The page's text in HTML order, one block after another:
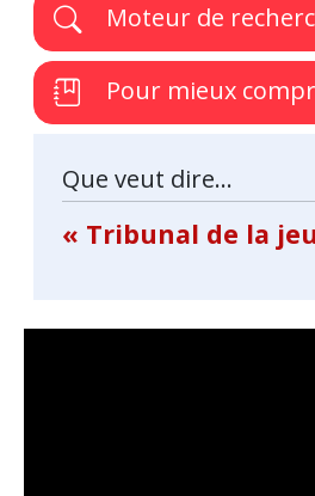
Moteur de
Pour mieux
Que veut dire...
« Tribunal de la